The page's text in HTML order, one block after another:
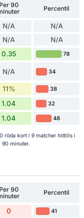
Per 90
Percentil
N/A N/A
N/A N/A
0.35 78
N/A 34
11% 38
1.04 32
1.04 48
röda kort i 9 matcher hittills i
90 minuter.
Per 90
Percentil
0 41